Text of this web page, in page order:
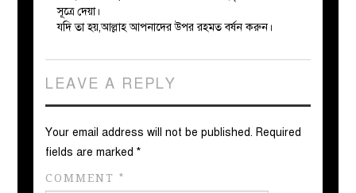
সূত্রে দেয়া।
যদি তা হয়,আল্লাহ আপনাদের উপর রহমত বর্ষন করুন।
LEAVE A REPLY
Your email address will not be published. Required
fields are marked*
COMMENT*